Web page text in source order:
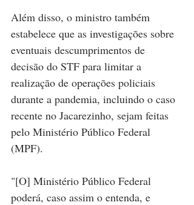
Além disso, o ministro também
estabelece que as investigações sobre
eventuais descumprimentos de
decisão do STF para limitar a
realização de operações policiais
durante a pandemia, incluindo o caso
recente no Jacarezinho, sejam feitas
pelo Ministério Público Federal
(MPF).
"[O] Ministério Público Federal
poderá, caso assim o entenda, e